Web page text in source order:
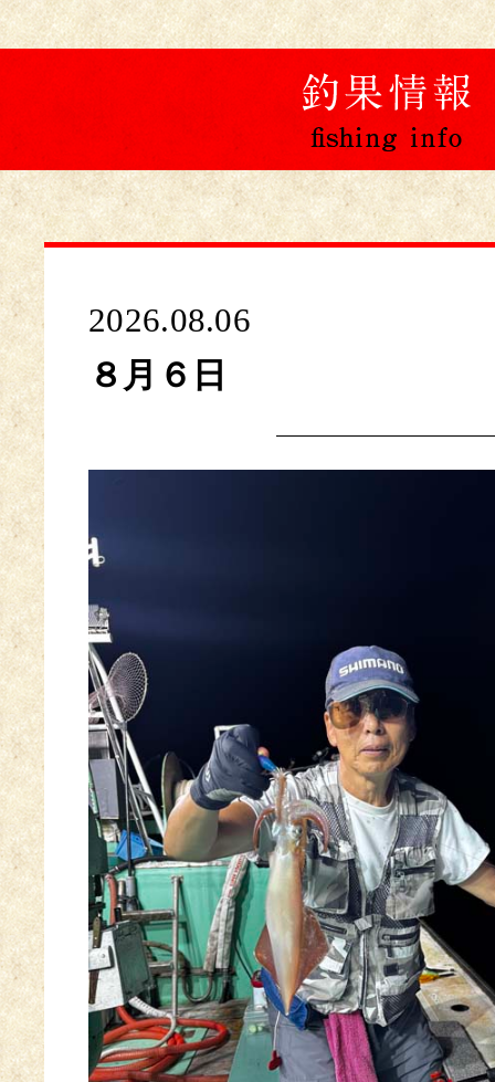
2026.08.06
８月６日